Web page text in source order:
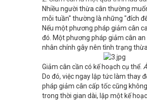
Nhiều người thừa cân thường
mỗi tuần" thường là những "đích
Nếu một phương pháp giảm cân
đó. Một phương pháp giảm cân
nhân chính gây nên tình trạng
Giảm cân cần có kế hoạch cụ thể.
Do đó, việc ngay lập tức làm thay
pháp giảm cân cấp tốc cũng
trong thời gian dài, lập một kế